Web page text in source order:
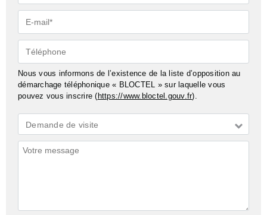
E-
mail*
Téléphone
Nous vous informons de l’existence de la liste d’opposition au
démarchage téléphonique « BLOCTEL » sur laquelle vous
pouvez vous inscrire ( https://www.bloctel.gouv.fr).
Demande
*
Demande de visite
Commentaires